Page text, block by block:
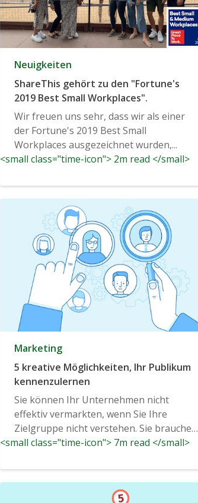
Neuigkeiten
ShareThis gehört zu den "Fortune's
2019 Best Small Workplaces".
Wir freuen uns sehr, dass wir als einer
der Fortune's 2019 Best Small
Workplaces ausgezeichnet wurden,...
<small class="time-icon"> 2m read </small>
Marketing
5 kreative Möglichkeiten, Ihr Publikum
kennenzulernen
Sie können Ihr Unternehmen nicht
effektiv vermarkten, wenn Sie Ihre
Zielgruppe nicht verstehen. Sie brauchen
nicht nur...
<small class="time-icon"> 7m read </small>